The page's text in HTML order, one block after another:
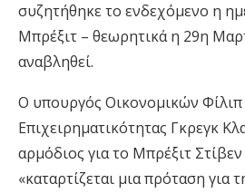
συζητήθηκε το ενδεχόμενο η
Μπρέξιτ – θεωρητικά η 29η
αναβληθεί.
Ο υπουργός Οικονομικών
Επιχειρηματικότητας Γκρεγκ
αρμόδιος για το Μπρέξιτ
«καταρτίζεται μια πρόταση για